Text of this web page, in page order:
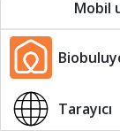
Harita
Mobil
Tarayıcı